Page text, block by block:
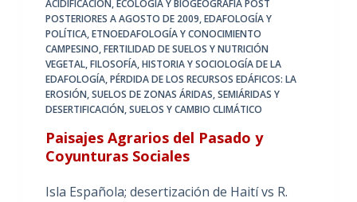
ACIDIFICACIÓN,ECOLOGÍA Y BIOGEOGRAFÍA POST
POSTERIORES A AGOSTO DE 2009,EDAFOLOGÍA Y
POLÍTICA,ETNOEDAFOLOGÍA Y CONOCIMIENTO
CAMPESINO,FERTILIDAD DE SUELOS Y NUTRICIÓN
VEGETAL,FILOSOFÍA, HISTORIA Y SOCIOLOGÍA DE LA
EDAFOLOGÍA,PÉRDIDA DE LOS RECURSOS EDÁFICOS: LA
EROSIÓN,SUELOS DE ZONAS ÁRIDAS, SEMIÁRIDAS Y
DESERTIFICACIÓN,SUELOS Y CAMBIO CLIMÁTICO
Paisajes Agrarios del Pasado y
Coyunturas Sociales
Isla Española; desertización de Haití vs R.